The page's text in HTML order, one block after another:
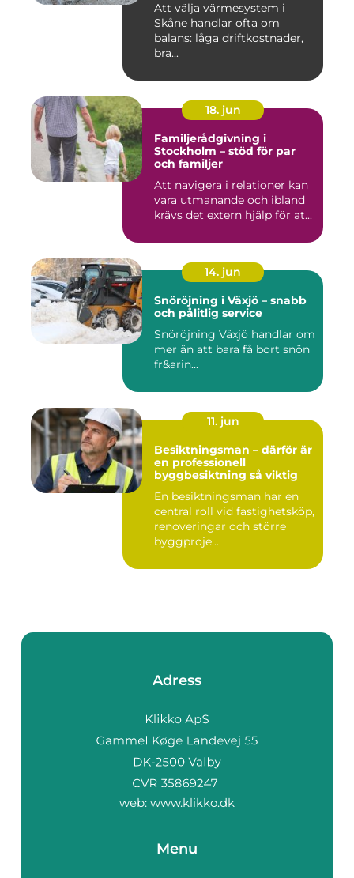
Att välja värmesystem i
Skåne handlar ofta om
balans: låga driftkostnader,
bra...
18. jun
Familjerådgivning i
Stockholm – stöd för par
och familjer
Att navigera i relationer kan
vara utmanande och ibland
krävs det extern hjälp för at...
14. jun
Snöröjning i Växjö – snabb
och pålitlig service
Snöröjning Växjö handlar om
mer än att bara få bort snön
fr&arin...
11. jun
Besiktningsman – därför är
en professionell
byggbesiktning så viktig
En besiktningsman har en
central roll vid fastighetsköp,
renoveringar och större
byggproje...
Adress
web: www.klikko.dk
Menu